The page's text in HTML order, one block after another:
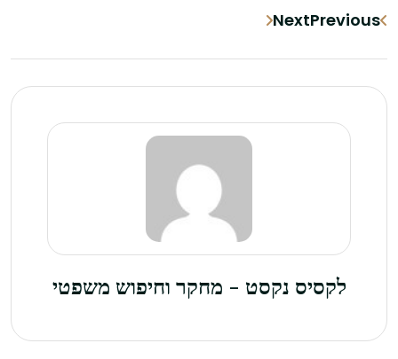
Previous
Next
לקסיס נקסט - מחקר וחיפוש משפטי